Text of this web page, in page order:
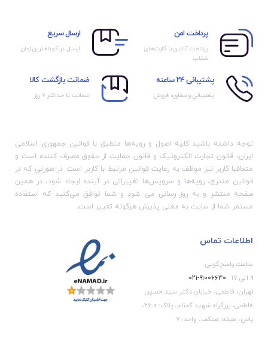
پرداخت امن
پرداخت آنلاین با کارت‌های
شتاب
ارسال سریع
ارسال در کوتاه‌ترین زمان
پشتیبانی 24 ساعته
پشتیبانی و مشاوره فروش
ضمانت بازگشت کالا
ضمانت تا حداکثر ۷ روز
توجه داشته باشید کلیه اصول و رویه‏‌ها منطبق با قوانین جمهوری اسلامی
ایران، قانون تجارت الکترونیک و قانون حمایت از حقوق مصرف کننده است و
متعاقبا کاربر نیز موظف به رعایت قوانین مرتبط با کاربر است. در صورتی که در
قوانین مندرج، رویه‏‌ها و سرویس‏‌ها تغییراتی در آینده ایجاد شود، در همین
صفحه منتشر و به روز رسانی می شود و شما توافق می‏‌کنید که استفاده
مستمر شما از سایت به معنی پذیرش هرگونه تغییر است.
اطلاعات تماس
ساعت پاسخ‌گویی
۹ الی ۱۷ :
۹۱۰۰۶۶۳۰-۰۲۱
تهران، فاطمی، خیابان دکتر سید حسین
فاطمی، بزرگراه شهید گمنام، پلاک: 26.0،
یاس، طبقه: همکف، واحد: 7